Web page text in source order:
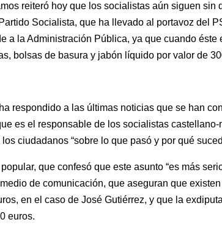
reiteró hoy que los socialistas aún siguen sin
Socialista, que ha llevado al portavoz del
a la Administración Pública, ya que cuando
bolsas de basura y jabón líquido por valor de
respondido a las últimas noticias que se han
es el responsable de los socialistas
ciudadanos “sobre lo que pasó y por qué
que confesó que este asunto “es más
de comunicación, que aseguran que
en el caso de José Gutiérrez, y que la
euros.